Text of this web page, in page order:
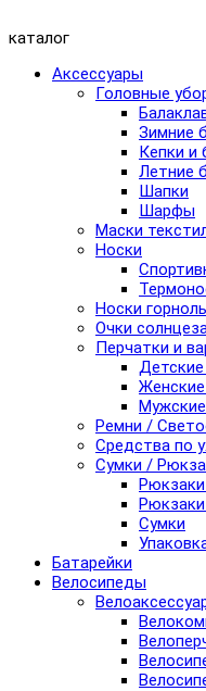
каталог
Аксессуары
Головные
Зимние
Кепки и
Летние
Шапки
Шарфы
Маски
Носки
Носки
Очки
Перчатки и
Ремни /
Средства по
Сумки /
Сумки
Батарейки
Велосипеды